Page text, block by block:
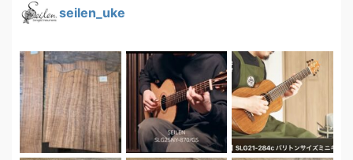
seilen_uke